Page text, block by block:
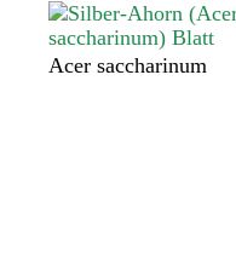
Acer saccharinum